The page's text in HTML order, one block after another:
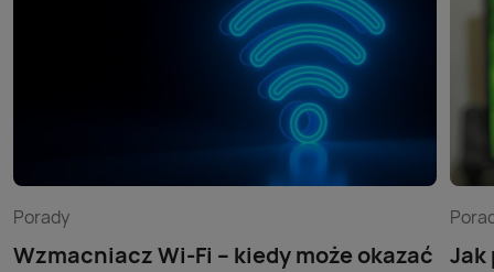
Porady
Wzmacniacz Wi-Fi – kiedy może okazać Jak